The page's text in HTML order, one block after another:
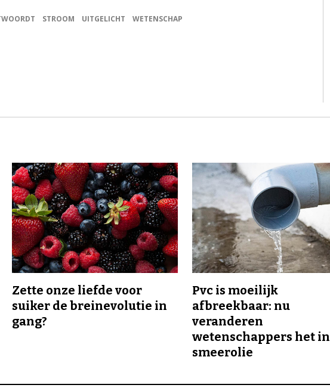
STROOM UITGELICHT WETENSCHAP
Zette onze liefde voor
suiker de breinevolutie in
gang?
Pvc is moeilijk
afbreekbaar: nu
veranderen
wetenschappers het in
smeerolie